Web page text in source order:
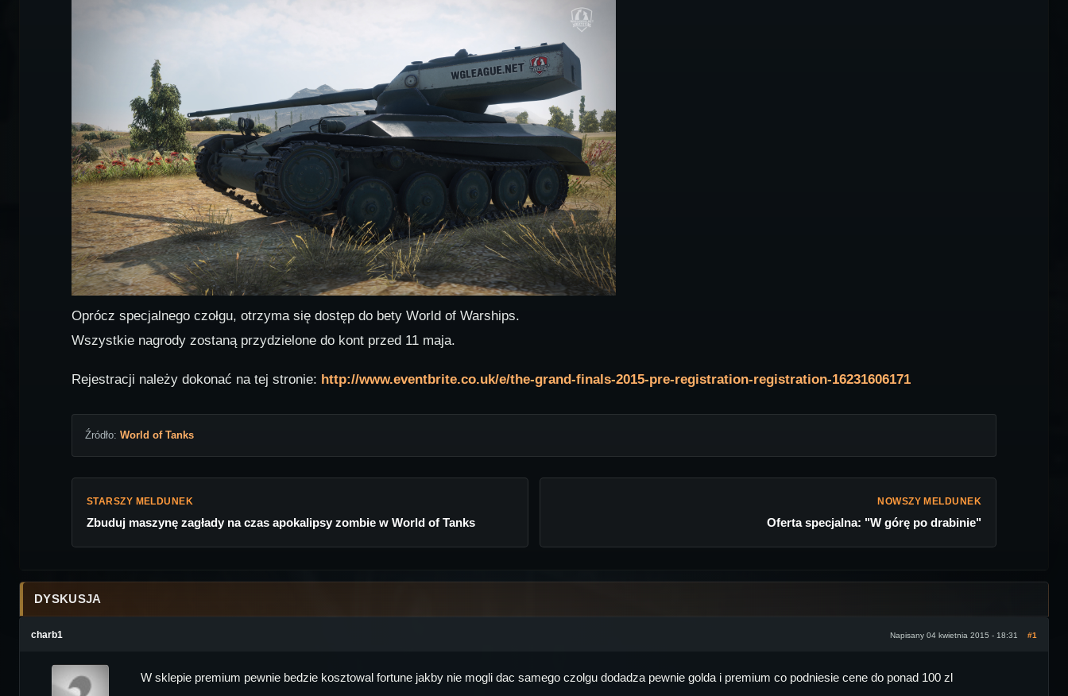
Oprócz specjalnego czołgu, otrzyma się dostęp do bety World of Warships.
Wszystkie nagrody zostaną przydzielone do kont przed 11 maja.
Rejestracji należy dokonać na tej stronie: http://www.eventbrite.co.uk/e/the-grand-finals-2015-pre-registration-registration-16231606171
Źródło: World of Tanks
STARSZY MELDUNEK
Zbuduj maszynę zagłady na czas apokalipsy zombie w World of Tanks
NOWSZY MELDUNEK
Oferta specjalna: "W górę po drabinie"
DYSKUSJA
charb1 Napisany 04 kwietnia 2015 - 18:31 #1
W sklepie premium pewnie bedzie kosztowal fortune jakby nie mogli dac samego czolgu dodadza pewnie golda i premium co podniesie cene do ponad 100 zl